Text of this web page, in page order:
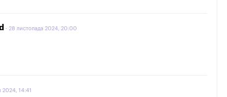
28 листопада 2024, 20:00
2024, 14:41